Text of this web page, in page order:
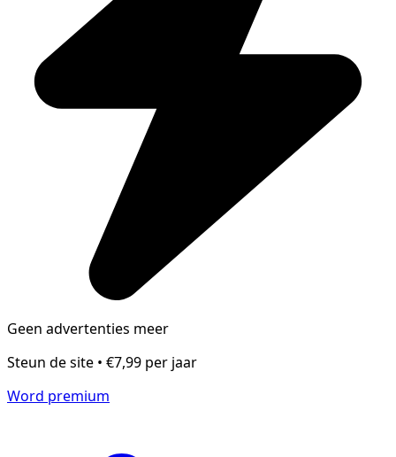
Geen advertenties meer
Steun de site • €7,99 per jaar
Word premium